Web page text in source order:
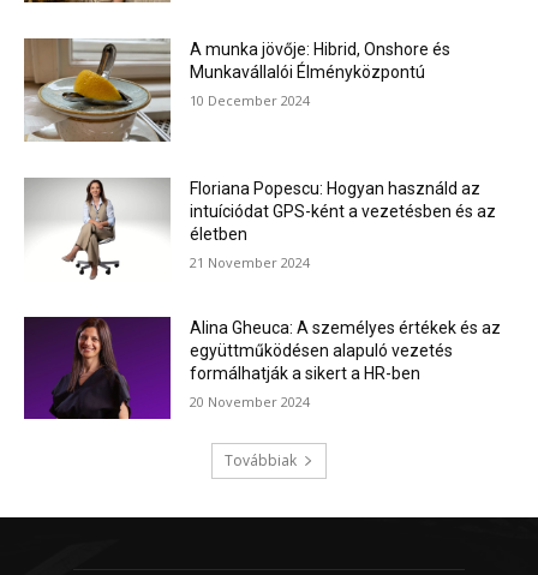
A munka jövője: Hibrid, Onshore és
Munkavállalói Élményközpontú
10 December 2024
Floriana Popescu: Hogyan használd az
intuíciódat GPS-ként a vezetésben és az
életben
21 November 2024
Alina Gheuca: A személyes értékek és az
együttműködésen alapuló vezetés
formálhatják a sikert a HR-ben
20 November 2024
Továbbiak